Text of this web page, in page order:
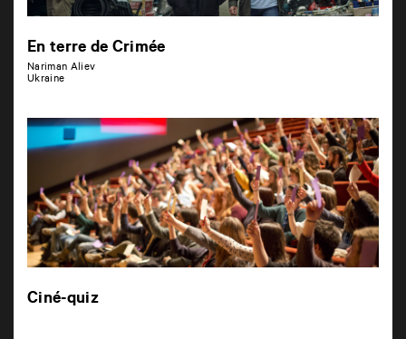
En terre de Crimée
Nariman Aliev
Ukraine
Ciné-quiz